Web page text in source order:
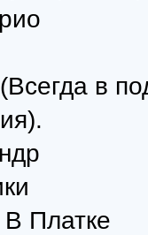
в
Платке